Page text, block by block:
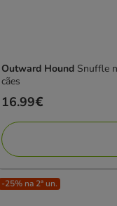
Outward Hound Snuffle
cães
Preço
16.99€
16.99€
-25% na 2ª un.